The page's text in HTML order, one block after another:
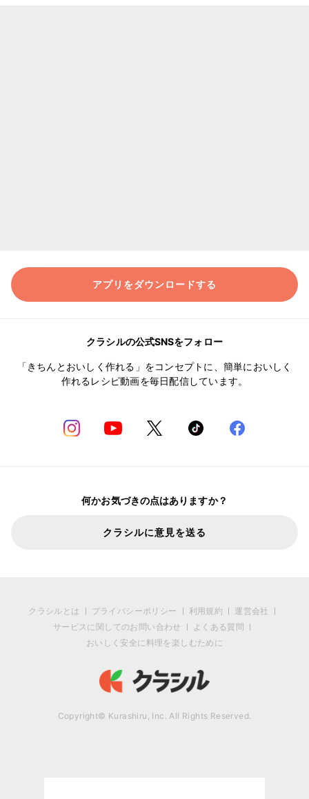
アプリをダウンロードする
クラシルの公式SNSをフォロー
「きちんとおいしく作れる」をコンセプトに、簡単においしく
作れるレシピ動画を毎日配信しています。
何かお気づきの点はありますか？
クラシルに意見を送る
クラシルとは プライバシーポリシー 利用規約
運営会社
サービスに関してのお問い合わせ
よくある質問
おいしく安全に料理を楽しむために
Copyright© Kurashiru, Inc. All Rights Reserved.